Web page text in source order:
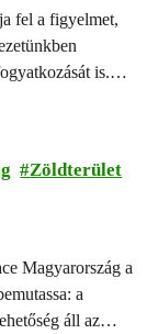
fel a figyelmet,
is.
Zöldterület
Magyarország a
a
áll az